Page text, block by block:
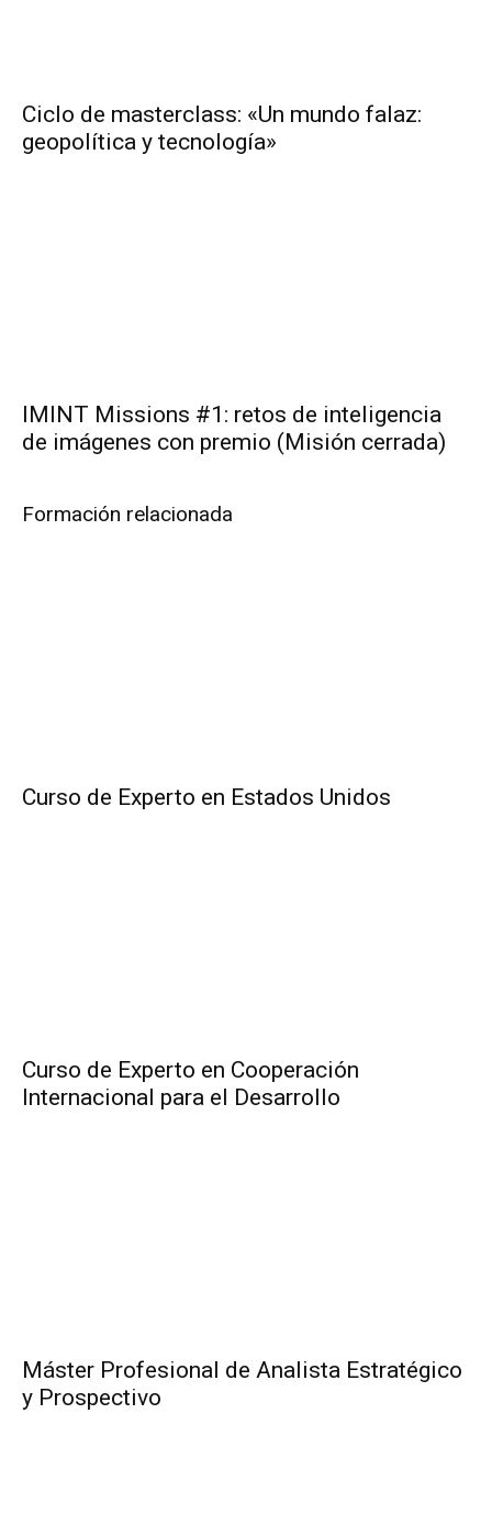
Ciclo de masterclass: «Un mundo falaz:
geopolítica y tecnología»
IMINT Missions #1: retos de inteligencia
de imágenes con premio (Misión cerrada)
Formación relacionada
Curso de Experto en Estados Unidos
Curso de Experto en Cooperación
Internacional para el Desarrollo
Máster Profesional de Analista Estratégico
y Prospectivo